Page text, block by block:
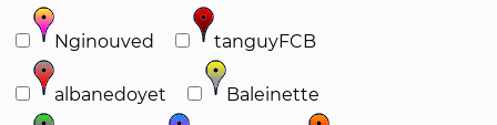
Nginouved tanguyFCB
albanedoyet Baleinette